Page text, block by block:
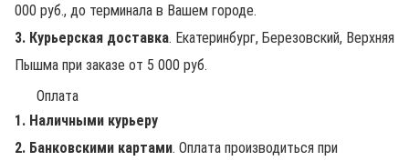
000 руб., до терминала в Вашем городе.
3. Курьерская доставка. Екатеринбург, Березовский, Верхняя
Пышма при заказе от 5 000 руб.
Оплата
1. Наличными курьеру
2. Банковскими картами. Оплата производиться при